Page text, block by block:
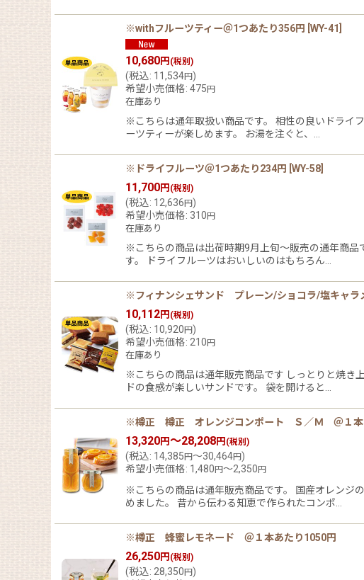
※withフルーツティー＠1つあたり356円 WY-41
10,680円(税別)
(税込: 11,534円)
希望小売価格: 475円
在庫あり
※こちらは通年取扱い商品です。 相性の良いドライ
ーツティーが楽しめます。 お湯を注ぐと、…
※ドライフルーツ＠1つあたり234円 [WY-58]
11,700円(税別)
(税込: 12,636円)
希望小売価格: 310円
在庫あり
※こちらの商品は出荷時期9月上旬〜販売の通年商品
す。 ドライフルーツはおいしいのはもちろん…
※フィナンシェサンド プレーン/ショコラ/塩キャラ
10,112円(税別)
(税込: 10,920円)
希望小売価格: 210円
在庫あり
※こちらの商品は通年販売商品です しっとりと焼き
ドの食感が楽しいサンドです。 袋を開けると…
※樽正 樽正 オレンジコンポート Ｓ／Ｍ ＠１本
13,320円～28,208円(税別)
(税込: 14,385円～30,464円)
希望小売価格: 1,480円～2,350円
※こちらの商品は通年販売商品です。 国産オレンジ
めました。 昔から伝わる知恵で作られたコンポ…
※樽正 蜂蜜レモネード ＠１本あたり1050円
26,250円(税別)
(税込: 28,350円)